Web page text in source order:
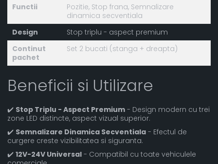
Functii
Pozitie, Stop frana, Semnalizare
dinamica secventiala
Design
Stop triplu - aspect premium
Continut
pachet
Set 2 bucati (stanga + dreapta)
Beneficii si Utilizare
✔️ Stop Triplu - Aspect Premium - Design modern cu trei
zone LED distincte, aspect vizual superior.
✔️ Semnalizare Dinamica Secventiala - Efectul de
curgere creste vizibilitatea si siguranta.
✔️ 12V-24V Universal - Compatibil cu toate vehiculele